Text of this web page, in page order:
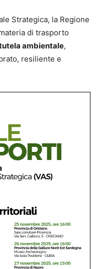
Strategica, la Regione
di trasporto
ambientale,
resiliente e